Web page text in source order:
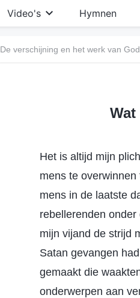
Video's Hymnen
De verschijning en het werk van God
Het is altijd mijn
mens te
mens in de laatste
rebellerenden
mijn vijand de strijd
Satan gevangen
gemaakt die
onderwerpen aan